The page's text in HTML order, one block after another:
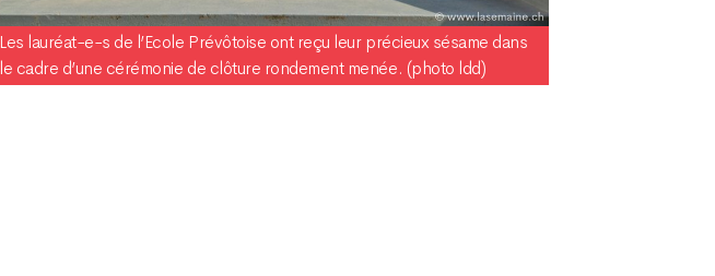
Les lauréat-e-s de l’Ecole Prévôtoise ont reçu leur précieux sésame dans
le cadre d’une cérémonie de clôture rondement menée. (photo ldd)